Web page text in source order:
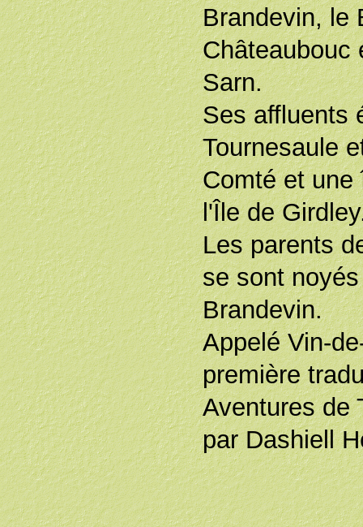
Brandevin, le
Châteaubouc
Sarn.
Ses affluents
Tournesaule
Comté et
l'Île de
Les parents
se sont
Brandevin.
Appelé Vin-
première
Aventures de
par Dashiell